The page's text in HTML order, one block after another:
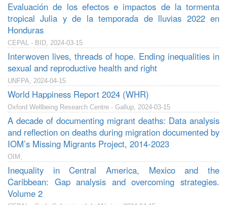
Evaluación de los efectos e impactos de la tormenta
tropical Julia y de la temporada de lluvias 2022 en
Honduras
CEPAL - BID, 2024-03-15
Interwoven lives, threads of hope. Ending inequalities in
sexual and reproductive health and right
UNFPA, 2024-04-15
World Happiness Report 2024 (WHR)
Oxford Wellbeing Research Centre - Gallup, 2024-03-15
A decade of documenting migrant deaths: Data analysis
and reflection on deaths during migration documented by
IOM’s Missing Migrants Project, 2014-2023
OIM,
Inequality in Central America, Mexico and the
Caribbean: Gap analysis and overcoming strategies.
Volume 2